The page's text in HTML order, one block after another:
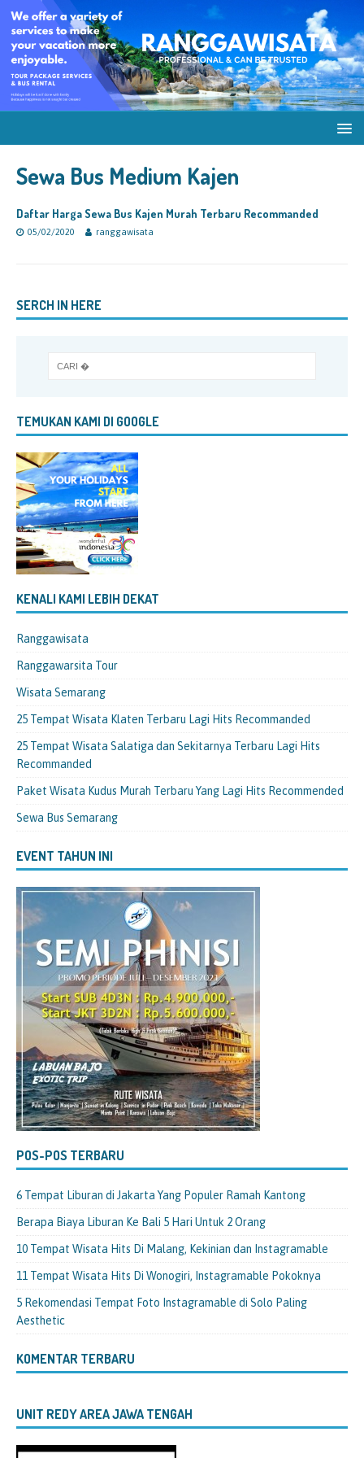
Sewa Bus Medium Kajen
Daftar Harga Sewa Bus Kajen Murah Terbaru Recommanded
05/02/2020 ranggawisata
SERCH IN HERE
TEMUKAN KAMI DI GOOGLE
KENALI KAMI LEBIH DEKAT
Ranggawisata
Ranggawarsita Tour
Wisata Semarang
25 Tempat Wisata Klaten Terbaru Lagi Hits Recommanded
25 Tempat Wisata Salatiga dan Sekitarnya Terbaru Lagi Hits
Recommanded
Paket Wisata Kudus Murah Terbaru Yang Lagi Hits Recommended
Sewa Bus Semarang
EVENT TAHUN INI
POS-POS TERBARU
6 Tempat Liburan di Jakarta Yang Populer Ramah Kantong
Berapa Biaya Liburan Ke Bali 5 Hari Untuk 2 Orang
10 Tempat Wisata Hits Di Malang, Kekinian dan Instagramable
11 Tempat Wisata Hits Di Wonogiri, Instagramable Pokoknya
5 Rekomendasi Tempat Foto Instagramable di Solo Paling
Aesthetic
KOMENTAR TERBARU
UNIT REDY AREA JAWA TENGAH